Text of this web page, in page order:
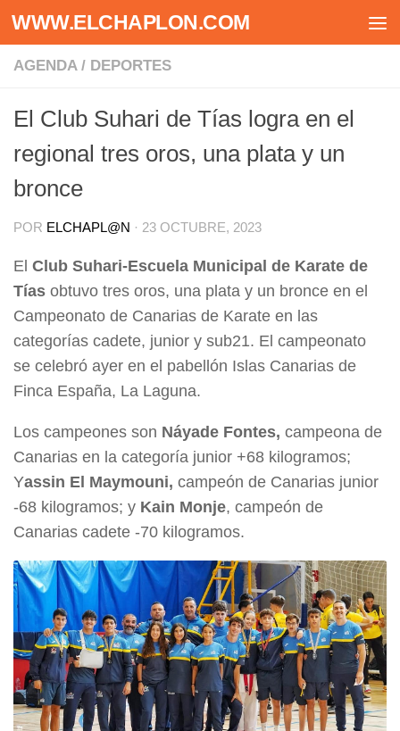
Saltar al contenido
WWW.ELCHAPLON.COM
AGENDA / DEPORTES
El Club Suhari de Tías logra en el
regional tres oros, una plata y un
bronce
POR ELCHAPL@N · 23 OCTUBRE, 2023
El Club Suhari-Escuela Municipal de Karate de
Tías obtuvo tres oros, una plata y un bronce en el
Campeonato de Canarias de Karate en las
categorías cadete, junior y sub21. El campeonato
se celebró ayer en el pabellón Islas Canarias de
Finca España, La Laguna.
Los campeones son Náyade Fontes, campeona de
Canarias en la categoría junior +68 kilogramos;
Yassin El Maymouni, campeón de Canarias junior
-68 kilogramos; y Kain Monje, campeón de
Canarias cadete -70 kilogramos.